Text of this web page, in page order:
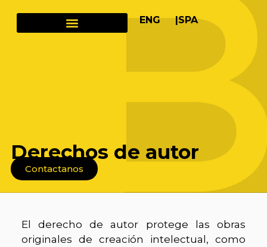
ENG |SPA
Derechos de autor
Contactanos
El derecho de autor protege las obras
originales de creación intelectual, como